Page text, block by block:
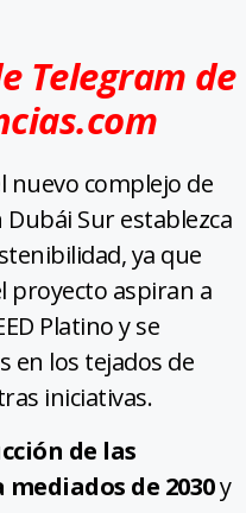
Telegram de
nuevo complejo de
Sur establezca
ya que
proyecto aspiran a
Platino y se
en los tejados de
iniciativas.
de las
de 2030y